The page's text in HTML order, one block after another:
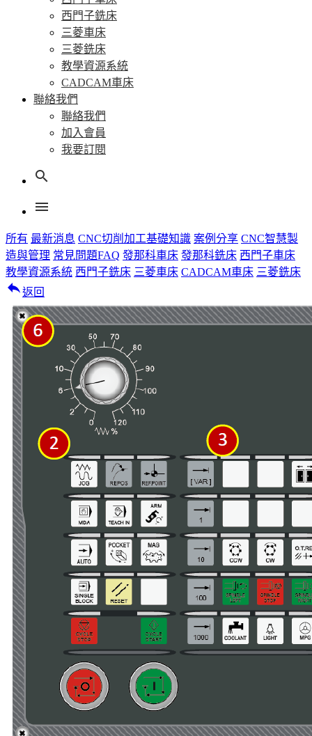
西門子銑床
三菱車床
三菱銑床
教學資源系統
CADCAM車床
聯絡我們
聯絡我們
加入會員
我要訂閱
search
menu
所有 最新消息 CNC切削加工基礎知識 案例分享 CNC智慧製
造與管理 常見問題FAQ 發那科車床 發那科銑床 西門子車床
教學資源系統 西門子銑床 三菱車床 CADCAM車床 三菱銑床
reply返回